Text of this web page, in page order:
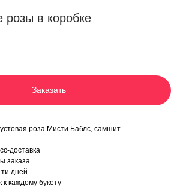
в коробке
Заказать
роза Мисти Баблс, самшит.
доcтaвкa
заказа
дней
каждому букету